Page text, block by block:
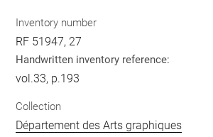
Inventory number
RF 51947, 27
Handwritten inventory reference:
vol.33, p.193
Collection
Département des Arts graphiques